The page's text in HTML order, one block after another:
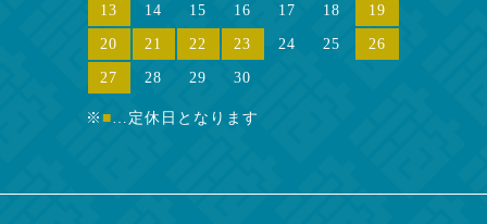
13 14 15 16 17 18 19
20 21 22 23 24 25 26
27 28 29 30
※■ …定休日となります